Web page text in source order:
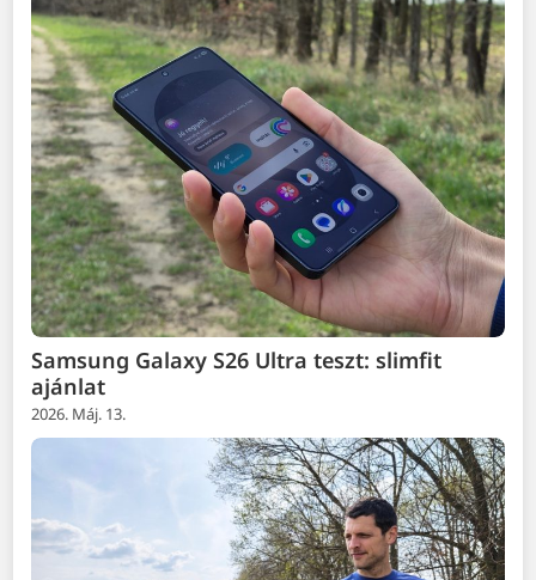
Samsung Galaxy S26 Ultra teszt: slimfit
ajánlat
2026. Máj. 13.